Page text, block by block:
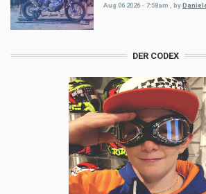
Aug 06 2026 - 7:58am by
DER CODEX